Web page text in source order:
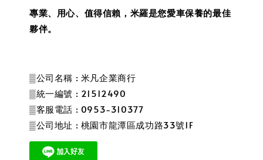
專業、用心、值得信賴，米羅是您愛車保養的最佳
夥伴。
▒公司名稱 : 米凡企業商行
▒統一編號 : 21512490
▒客服電話 : 0953-310377
▒公司地址 : 桃園市龍潭區成功路33號1F